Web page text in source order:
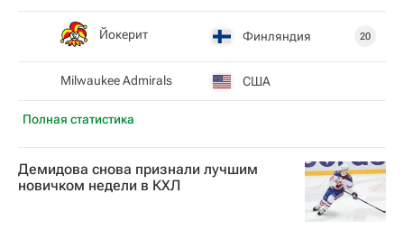
Полная статистика
Йокерит Финляндия 20
Milwaukee Admirals США
Демидова снова признали лучшим
новичком недели в КХЛ